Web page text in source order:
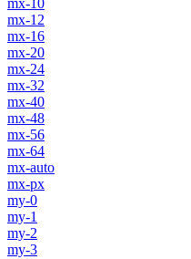
mx-12
mx-16
mx-20
mx-24
mx-32
mx-40
mx-48
mx-56
mx-64
mx-auto
mx-px
my-0
my-1
my-2
my-3